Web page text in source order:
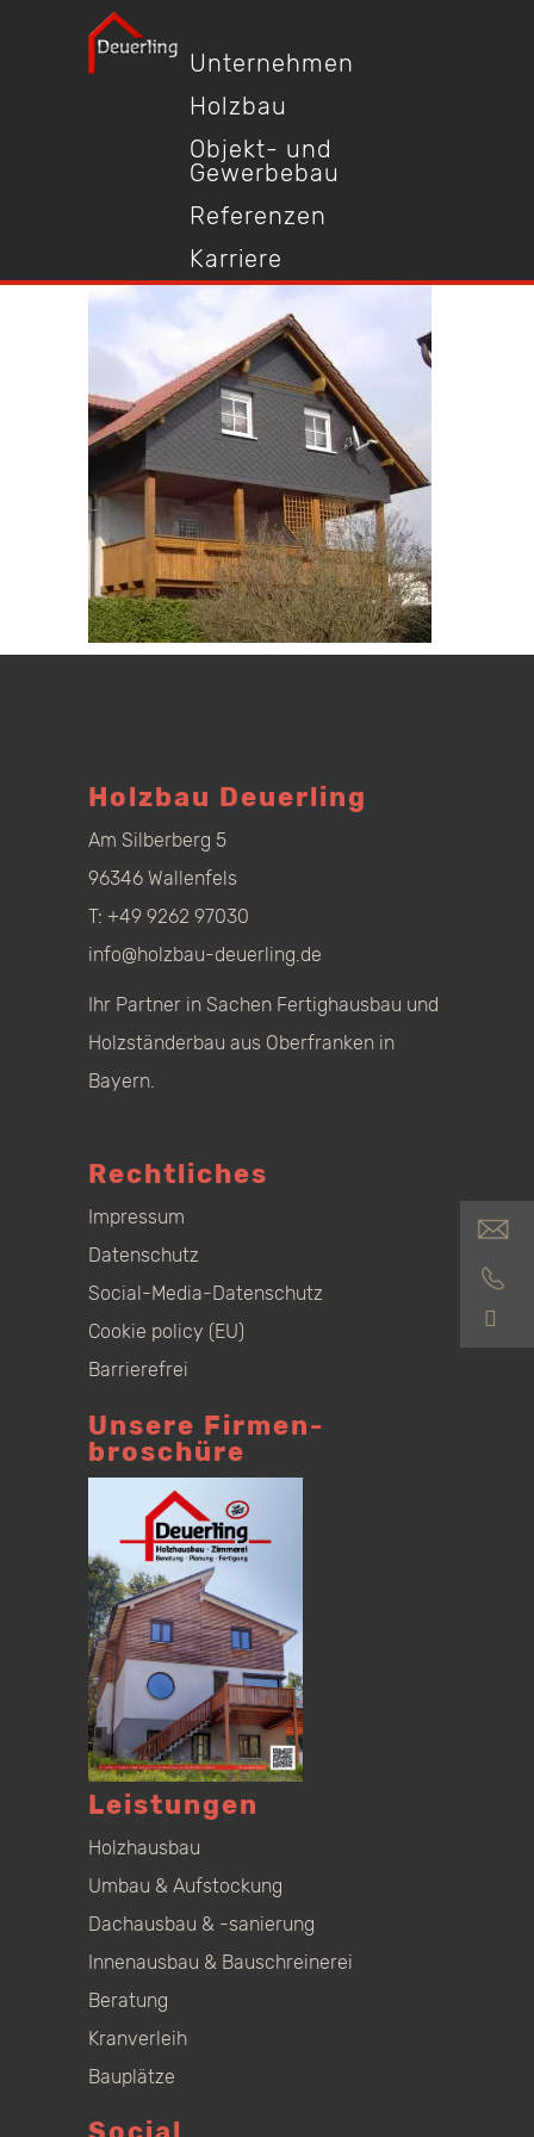
Unternehmen
Holzbau
Objekt- und
Gewerbebau
Referenzen
Karriere
Holzbau Deuerling
Am Silberberg 5
96346 Wallenfels
T: +49 9262 97030
info@holzbau-deuerling.de
Ihr Partner in Sachen Fertighausbau und
Holzständerbau aus Oberfranken in
Bayern.
Rechtliches
Impressum
Datenschutz
Social-Media-Datenschutz
Cookie policy (EU)
Barrierefrei
Unsere Firmen­
broschüre
Leistungen
Holzhausbau
Umbau & Aufstockung
Dachausbau & -sanierung
Innenausbau & Bauschreinerei
Beratung
Kranverleih
Bauplätze